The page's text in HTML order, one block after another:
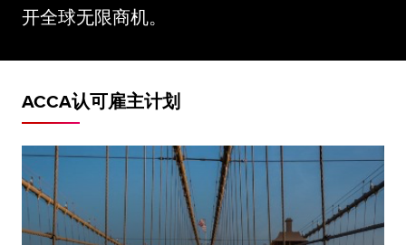
开全球无限商机。
ACCA认可雇主计划